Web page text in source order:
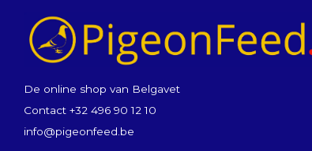
De online shop van Belgavet
Contact +32 496 90 12 10
info@pigeonfeed.be